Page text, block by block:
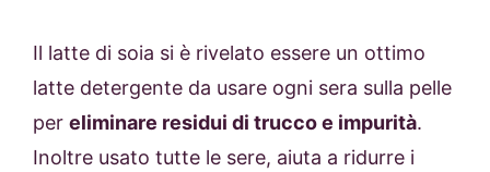
Il latte di soia si è rivelato essere un ottimo
latte detergente da usare ogni sera sulla pelle
per eliminare residui di trucco e impurità.
Inoltre usato tutte le sere, aiuta a ridurre i